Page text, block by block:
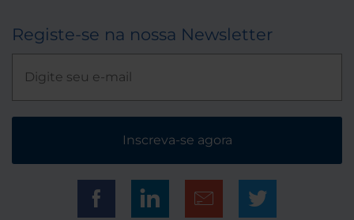
Registe-se na nossa Newsletter
Inscreva-se agora